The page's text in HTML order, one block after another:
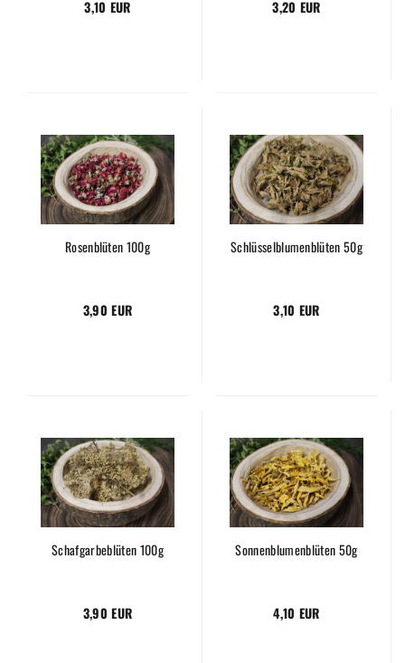
3,10 EUR 3,20 EUR
Rosenblüten 100g
3,90 EUR
Schlüsselblumenblüten 50g
3,10 EUR
Schafgarbeblüten 100g
3,90 EUR
Sonnenblumenblüten 50g
4,10 EUR